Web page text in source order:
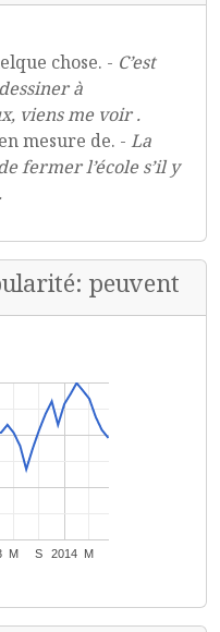
chose. - C’est
à
viens me voir .
mesure de. - La
fermer l’école s’il y
peuvent
2014
M S M